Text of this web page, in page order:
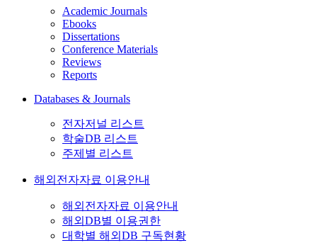
Academic Journals
Ebooks
Dissertations
Conference Materials
Reviews
Reports
Databases & Journals
전자저널 리스트
학술DB 리스트
주제별 리스트
해외전자자료 이용안내
해외전자자료 이용안내
해외DB별 이용권한
대학별 해외DB 구독현황